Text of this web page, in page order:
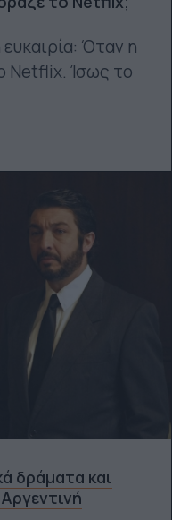
Όταν η
Netflix. Ίσως το
δράματα και